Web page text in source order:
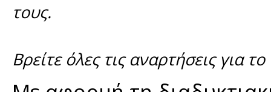
τους.
Βρείτε όλες τις αναρτήσεις για